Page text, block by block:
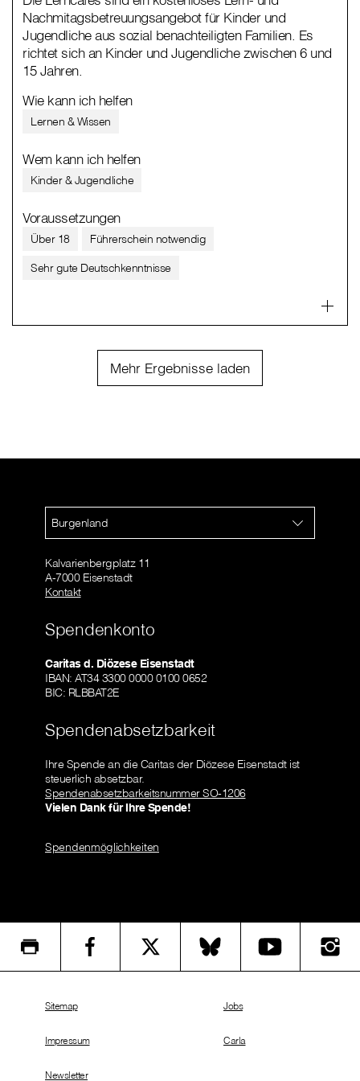
Nachmitagsbetreuungsangebot für Kinder und
Jugendliche aus sozial benachteiligten Familien. Es
richtet sich an Kinder und Jugendliche zwischen 6 und
15 Jahren.
Wie kann ich helfen
Lernen & Wissen
Wem kann ich helfen
Kinder & Jugendliche
Voraussetzungen
Über 18
Führerschein notwendig
Sehr gute Deutschkenntnisse
Mehr Ergebnisse laden
Burgenland
Kalvarienbergplatz 11
A-7000 Eisenstadt
Kontakt
Spendenkonto
Caritas d. Diözese Eisenstadt
IBAN: AT34 3300 0000 0100 0652
BIC: RLBBAT2E
Spendenabsetzbarkeit
Ihre Spende an die Caritas der Diözese Eisenstadt ist
steuerlich absetzbar.
Spendenabsetzbarkeitsnummer SO-1206
Vielen Dank für Ihre Spende!
Spendenmöglichkeiten
Sitemap
Impressum
Newsletter
Jobs
Carla